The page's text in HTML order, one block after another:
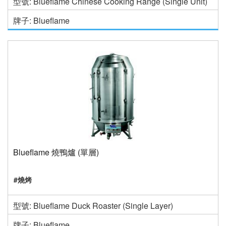
牌子: Blueflame
Blueflame 燒鴨爐 (單層)
#燒烤
型號: Blueflame Duck Roaster (Single Layer)